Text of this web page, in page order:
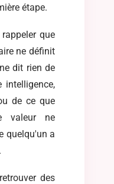
étape.
que
ne définit
dit rien de
intelligence,
de ce que
valeur ne
quelqu'un a
des